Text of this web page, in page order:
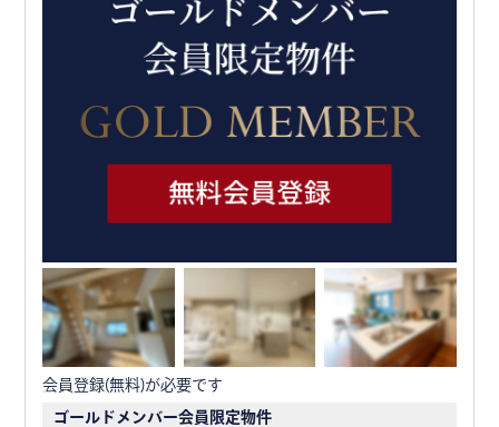
会員登録(無料)が必要です
ゴールドメンバー会員限定物件